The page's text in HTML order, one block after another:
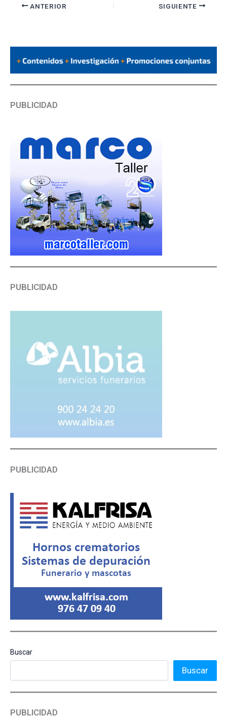
ANTERIOR SIGUIENTE
PUBLICIDAD
PUBLICIDAD
PUBLICIDAD
Buscar
Buscar
PUBLICIDAD